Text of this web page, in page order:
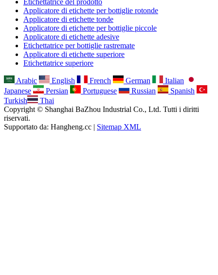
Etichettatrice del prodotto
Applicatore di etichette per bottiglie rotonde
Applicatore di etichette tonde
Applicatore di etichette per bottiglie piccole
Applicatore di etichette adesive
Etichettatrice per bottiglie rastremate
Applicatore di etichette superiore
Etichettatrice superiore
Arabic English French German
Italian
Japanese
Persian Portuguese Russian
Spanish
Turkish
Thai
Copyright © Shanghai BaZhou Industrial Co., Ltd. Tutti i diritti
riservati.
Supportato da: Hangheng.cc | Sitemap XML